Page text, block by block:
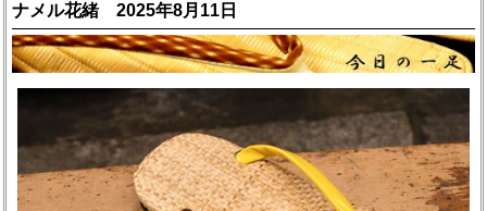
ナメル花緒 2025年8月11日